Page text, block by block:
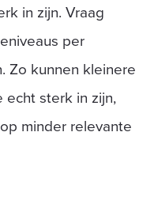
in zijn. Vraag
per
Zo kunnen kleinere
echt sterk in zijn,
minder relevante